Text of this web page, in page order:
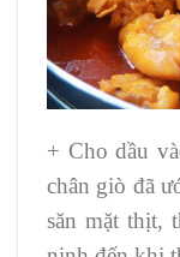
+ Cho dầu
chân giò đã
săn mặt thịt,